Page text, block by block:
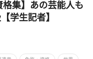
格集】あの芸能人も
学生記者】